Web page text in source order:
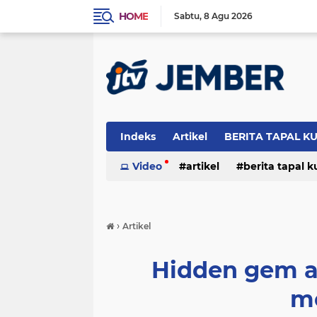
HOME Sabtu 8 Agu 2026
Indeks Artikel BERITA TAPAL
PERISTIWA
Video artikel berita tapal
› Artikel
Hidden gem